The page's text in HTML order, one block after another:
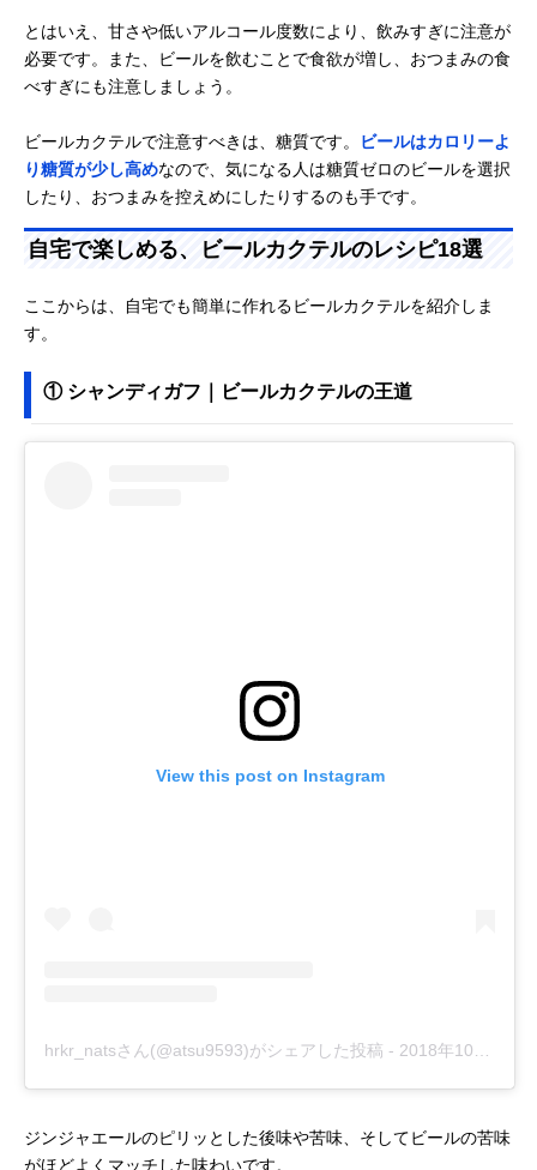
とはいえ、甘さや低いアルコール度数により、飲みすぎに注意が
必要です。また、ビールを飲むことで食欲が増し、おつまみの食
べすぎにも注意しましょう。
ビールカクテルで注意すべきは、糖質です。
ビールはカロリーよ
り糖質が少し高めなので、気になる人は糖質ゼロのビールを選択
したり、おつまみを控えめにしたりするのも手です。
自宅で楽しめる、ビールカクテルのレシピ18選
ここからは、自宅でも簡単に作れるビールカクテルを紹介しま
す。
① シャンディガフ｜ビールカクテルの王道
View this post on Instagram
hrkr_natsさん(@atsu9593)がシェアした投稿 - 2018年10月月24日午前9時09分PDT
ジンジャエールのピリッとした後味や苦味、そしてビールの苦味
がほどよくマッチした味わいです。